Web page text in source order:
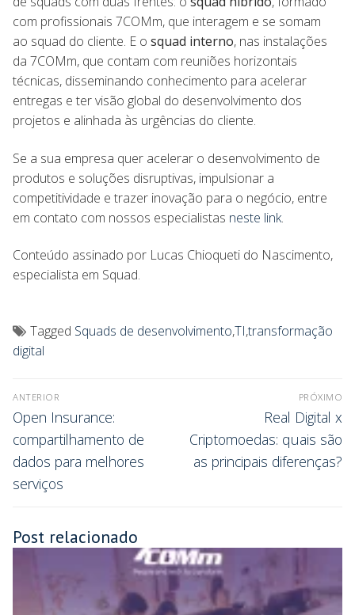
com profissionais 7COMm, que interagem e se somam
ao squad do cliente. E o squad interno, nas instalações
da 7COMm, que contam com reuniões horizontais
técnicas, disseminando conhecimento para acelerar
entregas e ter visão global do desenvolvimento dos
projetos e alinhada às urgências do cliente.
Se a sua empresa quer acelerar o desenvolvimento de
produtos e soluções disruptivas, impulsionar a
competitividade e trazer inovação para o negócio, entre
em contato com nossos especialistas neste link.
Conteúdo assinado por Lucas Chioqueti do Nascimento,
especialista em Squad.
Tagged Squads de desenvolvimento,TI,transformação
digital
ANTERIOR
Open Insurance:
compartilhamento de
dados para melhores
serviços
PRÓXIMO
Real Digital x
Criptomoedas: quais são
as principais diferenças?
Post relacionado